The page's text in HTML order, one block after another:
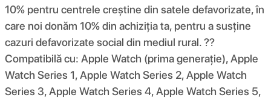
10% pentru centrele creștine din satele defavorizate, în
care noi donăm 10% din achiziția ta, pentru a susține
cazuri defavorizate social din mediul rural. ??
Compatibilă cu: Apple Watch (prima generație), Apple
Watch Series 1, Apple Watch Series 2, Apple Watch
Series 3, Apple Watch Series 4, Apple Watch Series 5,